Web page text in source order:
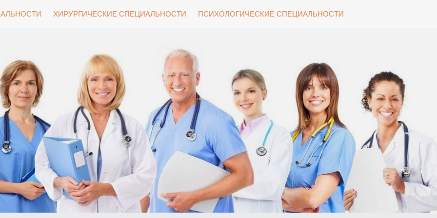
ХИРУРГИЧЕСКИЕ СПЕЦИАЛЬНОСТИ ПСИХОЛОГИЧЕСКИЕ СПЕЦИАЛЬНОСТИ